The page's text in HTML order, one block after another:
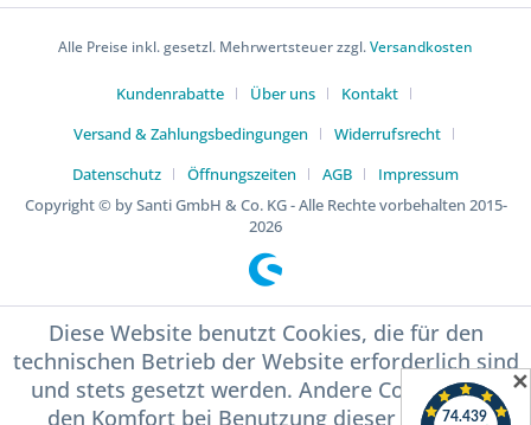
Alle Preise inkl. gesetzl. Mehrwertsteuer zzgl.Versandkosten
Kundenrabatte Über uns
Kontakt
Versand & Zahlungsbedingungen
Widerrufsrecht
Datenschutz
Öffnungszeiten AGB
Impressum
Copyright © by Santi GmbH & Co. KG - Alle Rechte vorbehalten 2015-
2026
Diese Website benutzt Cookies, die für den
technischen Betrieb der Website erforderlich sind
und stets gesetzt werden. Andere Cookies, die
den Komfort bei Benutzung dieser Website
✕